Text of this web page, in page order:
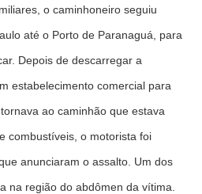
o caminhoneiro seguiu
até o Porto de Paranaguá, para
Depois de descarregar a
estabelecimento comercial para
ao caminhão que estava
combustíveis, o motorista foi
anunciaram o assalto. Um dos
na região do abdômen da vítima.